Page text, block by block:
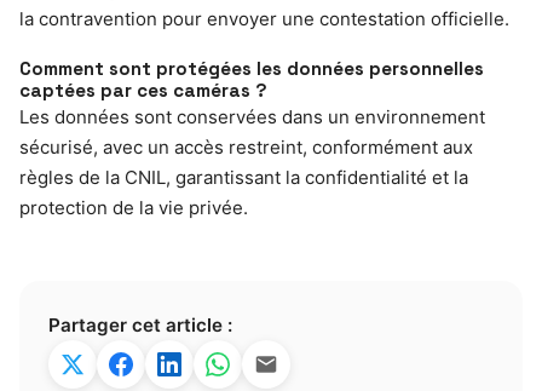
la contravention pour envoyer une contestation officielle.
Comment sont protégées les données personnelles
captées par ces caméras ?
Les données sont conservées dans un environnement
sécurisé, avec un accès restreint, conformément aux
règles de la CNIL, garantissant la confidentialité et la
protection de la vie privée.
Partager cet article :